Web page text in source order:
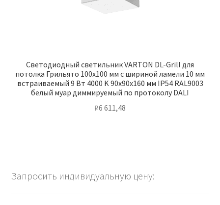
Светодиодный светильник VARTON DL-Grill для
потолка Грильято 100х100 мм с шириной ламели 10 мм
встраиваемый 9 Вт 4000 K 90х90х160 мм IP54 RAL9003
белый муар диммируемый по протоколу DALI
₽6 611,48
Запросить индивидуальную цену: